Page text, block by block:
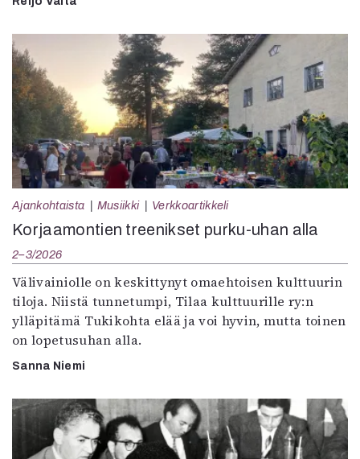
Ajankohtaista Musiikki Verkkoartikkeli
Korjaamontien treenikset purku-uhan alla
2–3/2026
Välivainiolle on keskittynyt omaehtoisen kulttuurin
tiloja. Niistä tunnetumpi, Tilaa kulttuurille ry:n
ylläpitämä Tukikohta elää ja voi hyvin, mutta toinen
on lopetusuhan alla.
Sanna Niemi